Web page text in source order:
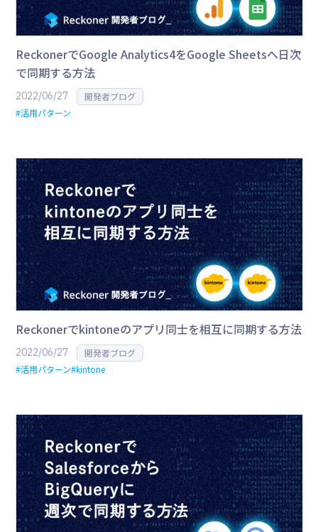
ReckonerでGoogle Analytics4をGoogle Sheetsへ日次
で同期する方法
2022/06/27
開発者ブログ
#活用パターン
Reckonerでkintoneのアプリ同士を相互に同期する方法
2022/06/27
開発者ブログ
#活用パターン#kintone